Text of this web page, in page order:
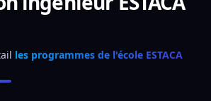
les programmes de l'école ESTACA